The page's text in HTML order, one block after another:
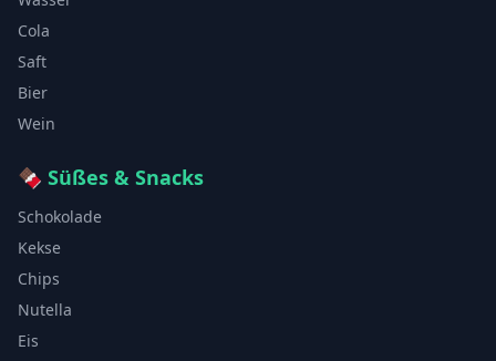
Cola
Saft
Bier
Wein
🍫 Süßes & Snacks
Schokolade
Kekse
Chips
Nutella
Eis